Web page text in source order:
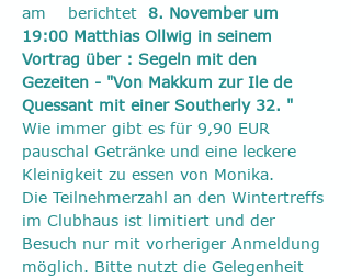
am
berichtet 8. November um
19:00 Matthias Ollwig in seinem
Vortrag über : Segeln mit den
Gezeiten - "Von Makkum zur Ile de
Quessant mit einer Southerly 32. "
Wie immer gibt es für 9,90 EUR
pauschal Getränke und eine leckere
Kleinigkeit zu essen von Monika.
Die Teilnehmerzahl an den Wintertreffs
im Clubhaus ist limitiert und der
Besuch nur mit vorheriger Anmeldung
möglich. Bitte nutzt die Gelegenheit